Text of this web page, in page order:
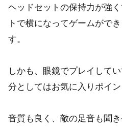
ヘッドセットの保持力が強
トで横になってゲームがで
す。
しかも、眼鏡でプレイして
分としてはお気に入りポイン
音質も良く、敵の足音も聞